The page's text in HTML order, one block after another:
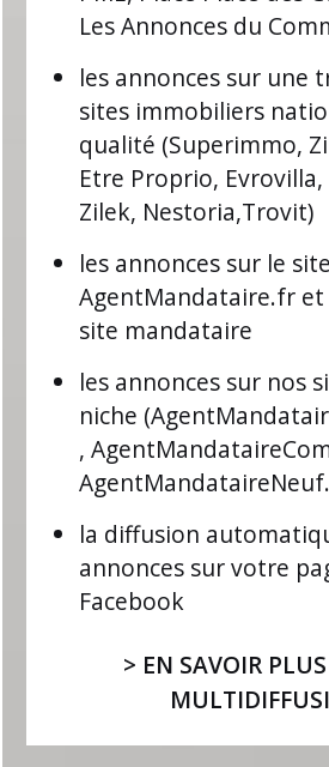
Les Annonces du
les annonces sur une
sites immobiliers
qualité (Superimmo,
Etre Proprio,
Zilek, Nestoria,Trovit)
les annonces sur le site
AgentMandataire.fr
site mandataire
les annonces sur nos
niche
,
la diffusion
annonces sur votre
Facebook
> EN SAVOIR